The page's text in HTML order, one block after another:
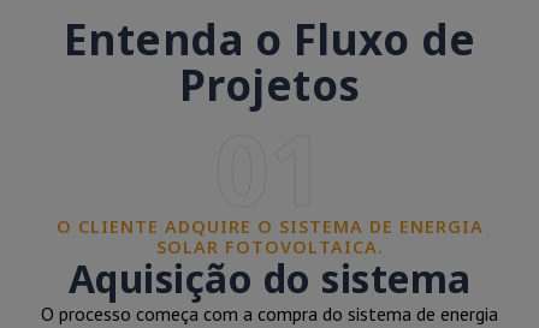
Entenda o Fluxo de
Projetos
O CLIENTE ADQUIRE O SISTEMA DE ENERGIA
SOLAR FOTOVOLTAICA.
Aquisição do sistema
O processo começa com a compra do sistema de energia